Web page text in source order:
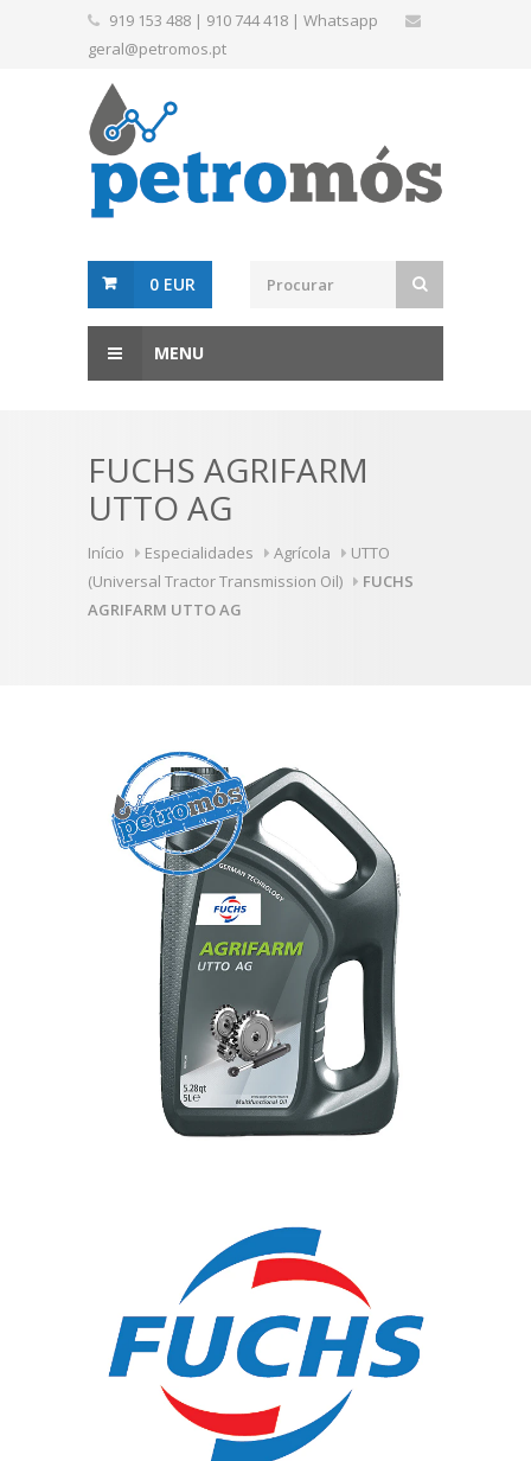
919 153 488 | 910 744 418 | Whatsapp
geral@petromos.pt
0 EUR
MENU
FUCHS AGRIFARM
UTTO AG
Início Especialidades Agrícola
UTTO
(Universal Tractor Transmission Oil)
FUCHS
AGRIFARM UTTO AG